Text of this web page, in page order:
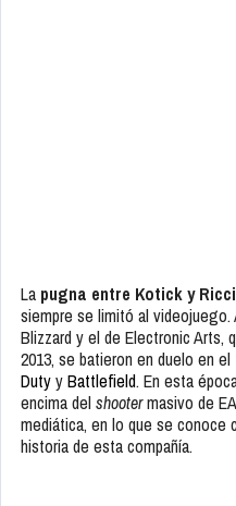
La pugna entre Kotick y
siempre se limitó al videojuego.
Blizzard y el de Electronic Arts,
2013, se batieron en duelo en
DutyyBattlefield. En esta
encima del shootermasivo de
mediática, en lo que se conoce
historia de esta compañía.